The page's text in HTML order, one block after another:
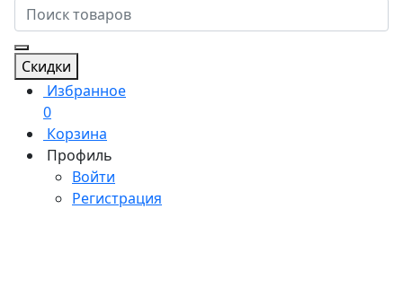
Скидки
Избранное
0
Корзина
Профиль
Войти
Регистрация